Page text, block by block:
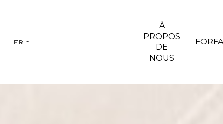
FR
À
PROPOS
DE
NOUS